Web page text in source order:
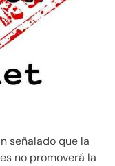
señalado que la
no promoverá la